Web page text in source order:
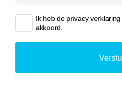
Ik heb de privacy verklaring
akkoord.